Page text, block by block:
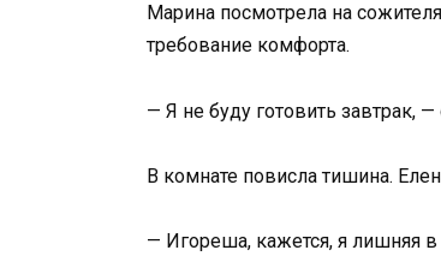
Марина посмотрела на
требование комфорта.
— Я не буду готовить завтрак,
В комнате повисла тишина.
— Игореша, кажется, я лишняя в